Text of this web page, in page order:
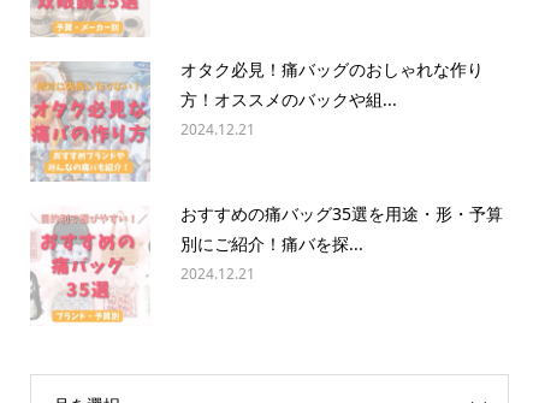
オタク必見！痛バッグのおしゃれな作り
方！オススメのバックや組...
2024.12.21
おすすめの痛バッグ35選を用途・形・予算
別にご紹介！痛バを探...
2024.12.21